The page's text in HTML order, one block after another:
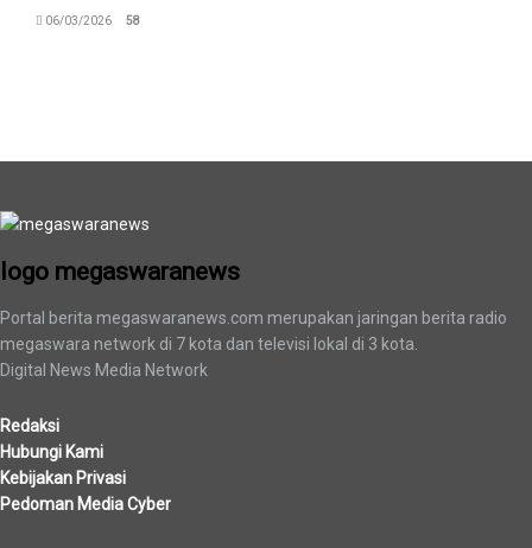
06/03/2026 58
logo megaswaranews
Portal berita megaswaranews.com merupakan jaringan berita radio
megaswara network di 7 kota dan televisi lokal di 3 kota.
Digital News Media Network
Redaksi
Hubungi Kami
Kebijakan Privasi
Pedoman Media Cyber